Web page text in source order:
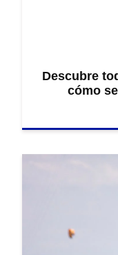
Descubre
cómo